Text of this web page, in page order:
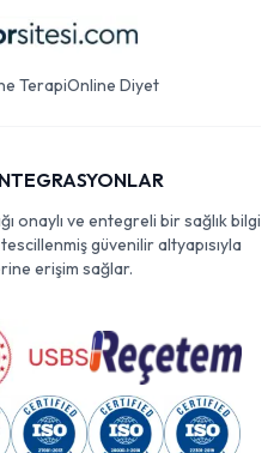
TerapiOnline Diyet
onaylı ve entegreli bir sağlık bilgi
güvenilir altyapısıyla
erişim sağlar.